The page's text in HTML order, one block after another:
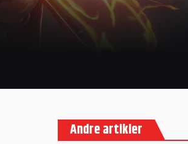
Andre artikler